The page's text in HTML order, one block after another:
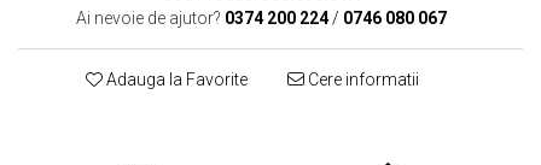
LavoareAi nevoie de ajutor? 0374 200 224 / 0746 080 067
Adauga la Favorite Cere informatii